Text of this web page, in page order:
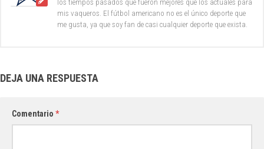
los tiempos pasados que fueron mejores que los actuales para
mis vaqueros. El fútbol americano no es el único deporte que
me gusta, ya que soy fan de casi cualquier deporte que exista.
DEJA UNA RESPUESTA
Comentario *